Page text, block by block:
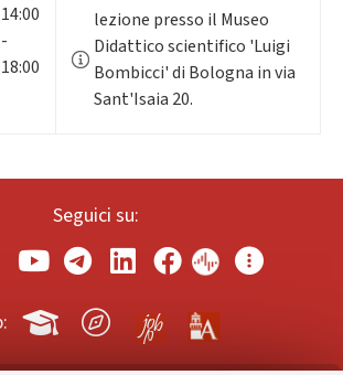
14:00
-
18:00
lezione presso il Museo
Didattico scientifico 'Luigi
Bombicci' di Bologna in via
Sant'Isaia 20.
Seguici su: